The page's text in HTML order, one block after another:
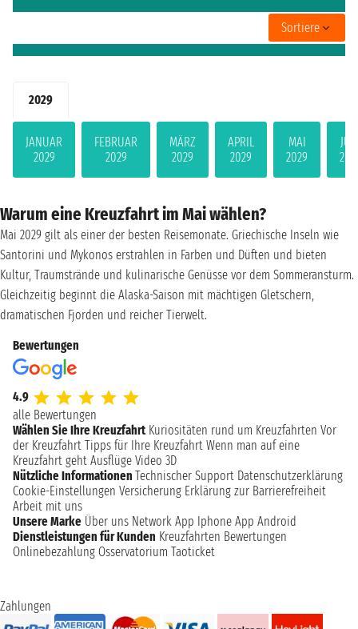
2029
JANUAR
2029
FEBRUAR
2029
MÄRZ
2029
APRIL
2029
MAI
2029
Warum eine Kreuzfahrt im Mai wählen?
Mai 2029 gilt als einer der besten Reisemonate. Griechische Inseln wie
Santorini und Mykonos erstrahlen in Farben und Düften und bieten
Kultur, Traumstrände und kulinarische Genüsse vor dem Sommeransturm.
Gleichzeitig beginnt die Alaska-Saison mit mächtigen Gletschern,
dramatischen Fjorden und reicher Tierwelt.
Sortiere
Bewertungen
4.9
alle Bewertungen
Wählen Sie Ihre Kreuzfahrt Kuriositäten rund um Kreuzfahrten Vor
der Kreuzfahrt Tipps für Ihre Kreuzfahrt Wenn man auf eine
Kreuzfahrt geht Ausflüge Video 3D
Nützliche Informationen Technischer Support Datenschutzerklärung
Cookie-Einstellungen Versicherung Erklärung zur Barrierefreiheit
Arbeit mit uns
Unsere Marke Über uns Network App Iphone App Android
Dienstleistungen für Kunden Kreuzfahrten Bewertungen
Onlinebezahlung Osservatorium Taoticket
Zahlungen